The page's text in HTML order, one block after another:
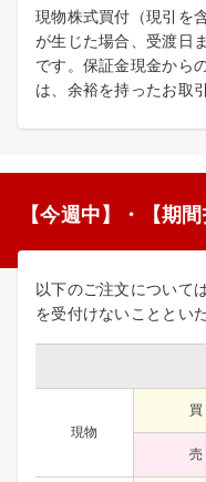
現物株式買付（現引を
が生じた場合、受渡日
です。保証金現金から
は、余裕を持ったお取
【今週中】・【期
以下のご注文について
を受付けないこととい
現物
買
売